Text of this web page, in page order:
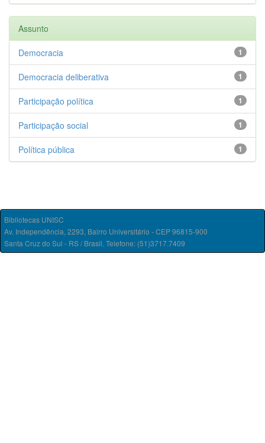
Assunto
1
Democracia
1
Democracia deliberativa
1
Participação política
1
Participação social
1
Política pública
Bibliotecas UNISC
Av. Independência, 2293, Bairro Universitário - CEP 96815-900
Santa Cruz do Sul - RS / Brasil. Telefone: (51)3717.7409